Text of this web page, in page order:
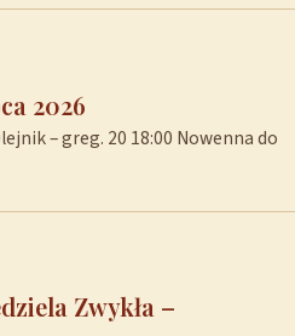
2026
– greg. 20 18:00 Nowenna do
Zwykła –